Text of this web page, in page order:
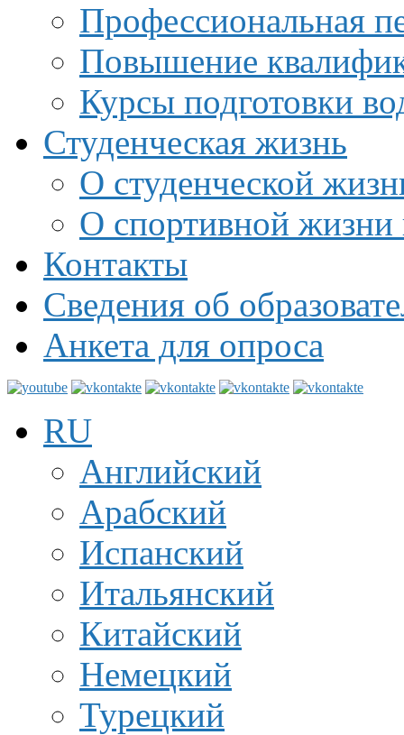
Профессиональная
Повышение
Курсы подготовки
Студенческая жизнь
О студенческой
О спортивной жизни
Контакты
Сведения об
Анкета для опроса
RU
Английский
Арабский
Испанский
Итальянский
Китайский
Немецкий
Турецкий